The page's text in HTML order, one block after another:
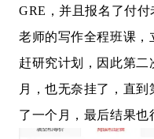
GRE，并且报名了付
老师的写作全程班课，
赶研究计划，因此第
月，也无奈挂了，直
了一个月，最后结果也